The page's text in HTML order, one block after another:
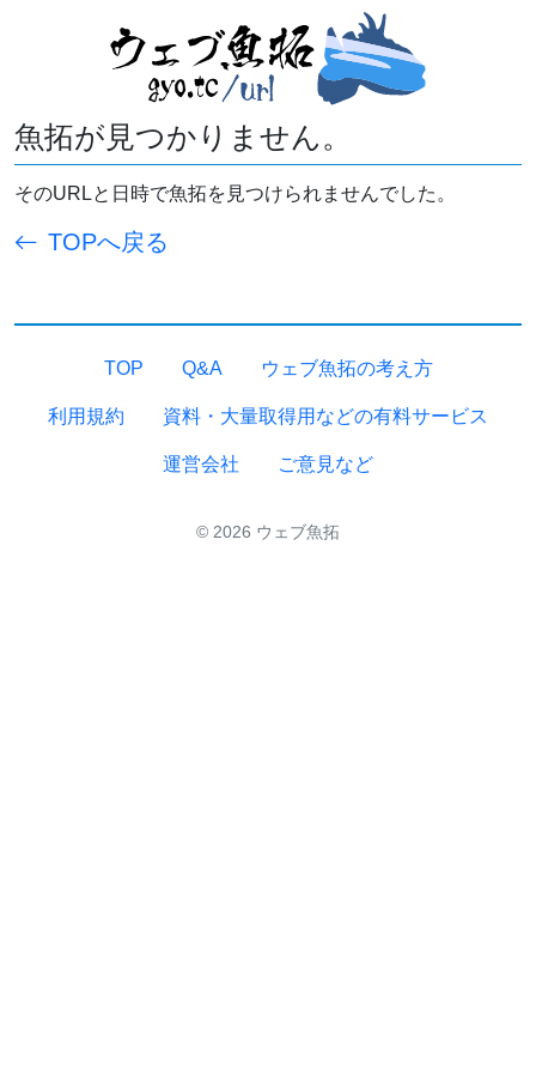
魚拓が見つかりません。
そのURLと日時で魚拓を見つけられませんでした。
TOPへ戻る
TOP Q&A ウェブ魚拓の考え方
利用規約 資料・大量取得用などの有料サービス
運営会社 ご意見など
© 2026 ウェブ魚拓